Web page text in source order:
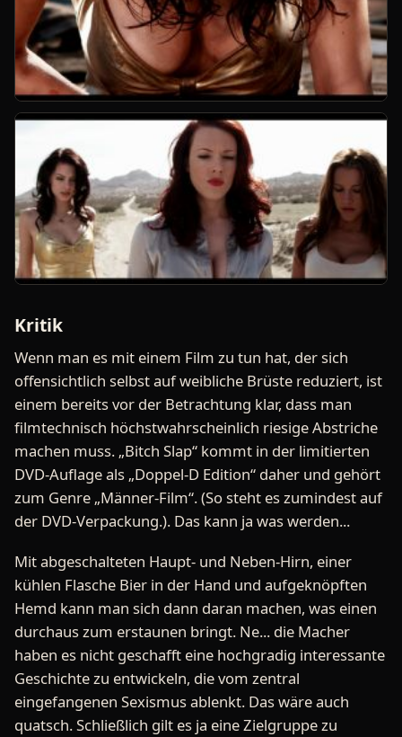
Kritik
Wenn man es mit einem Film zu tun hat, der sich
offensichtlich selbst auf weibliche Brüste reduziert, ist
einem bereits vor der Betrachtung klar, dass man
filmtechnisch höchstwahrscheinlich riesige Abstriche
machen muss. „Bitch Slap“ kommt in der limitierten
DVD-Auflage als „Doppel-D Edition“ daher und gehört
zum Genre „Männer-Film“. (So steht es zumindest auf
der DVD-Verpackung.). Das kann ja was werden...
Mit abgeschalteten Haupt- und Neben-Hirn, einer
kühlen Flasche Bier in der Hand und aufgeknöpften
Hemd kann man sich dann daran machen, was einen
durchaus zum erstaunen bringt. Ne... die Macher
haben es nicht geschafft eine hochgradig interessante
Geschichte zu entwickeln, die vom zentral
eingefangenen Sexismus ablenkt. Das wäre auch
quatsch. Schließlich gilt es ja eine Zielgruppe zu